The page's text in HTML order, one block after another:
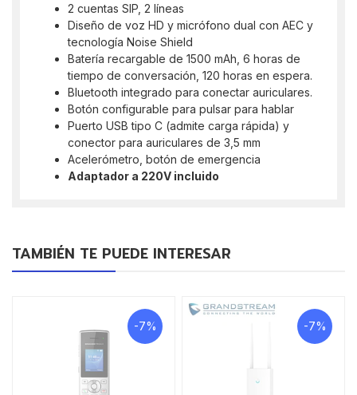
2 cuentas SIP, 2 líneas
Diseño de voz HD y micrófono dual con AEC y
tecnología Noise Shield
Batería recargable de 1500 mAh, 6 horas de
tiempo de conversación, 120 horas en espera.
Bluetooth integrado para conectar auriculares.
Botón configurable para pulsar para hablar
Puerto USB tipo C (admite carga rápida) y
conector para auriculares de 3,5 mm
Acelerómetro, botón de emergencia
Adaptador a 220V incluido
TAMBIÉN TE PUEDE INTERESAR
-7% -7%